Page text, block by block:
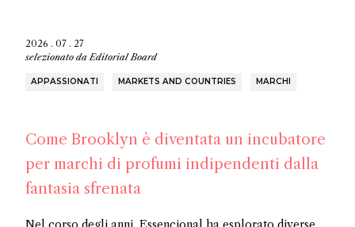
2026 . 07 . 27
selezionato daEditorial Board
APPASSIONATI MARKETS AND COUNTRIES MARCHI
Come Brooklyn è diventata un incubatore
per marchi di profumi indipendenti dalla
fantasia sfrenata